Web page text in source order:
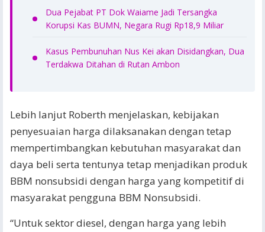
Dua Pejabat PT Dok Waiame Jadi Tersangka
Korupsi Kas BUMN, Negara Rugi Rp18,9 Miliar
Kasus Pembunuhan Nus Kei akan Disidangkan, Dua
Terdakwa Ditahan di Rutan Ambon
Lebih lanjut Roberth menjelaskan, kebijakan
penyesuaian harga dilaksanakan dengan tetap
mempertimbangkan kebutuhan masyarakat dan
daya beli serta tentunya tetap menjadikan produk
BBM nonsubsidi dengan harga yang kompetitif di
masyarakat pengguna BBM Nonsubsidi.
“Untuk sektor diesel, dengan harga yang lebih